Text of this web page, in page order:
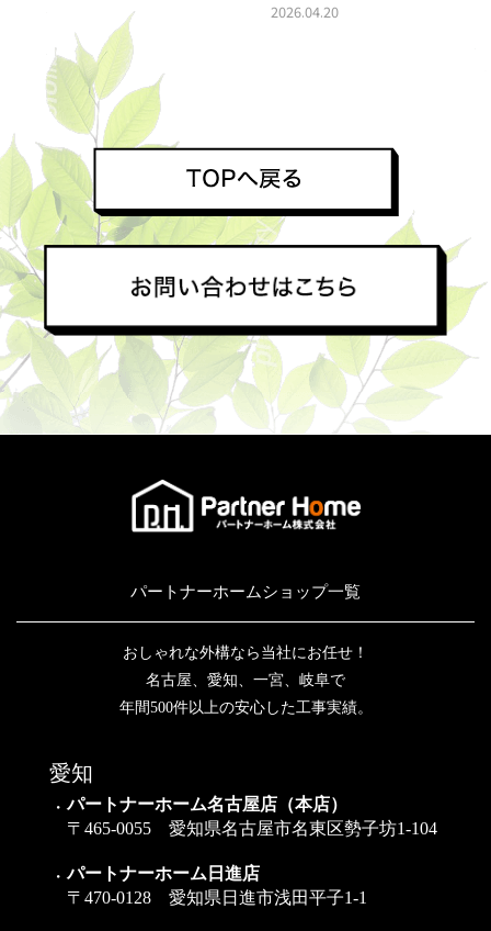
2026.04.20
パートナーホームショップ一覧
おしゃれな外構なら当社にお任せ！
名古屋、愛知、一宮、岐阜で
年間500件以上の安心した工事実績。
愛知
パートナーホーム名古屋店（本店）
〒465-0055 愛知県名古屋市名東区勢子坊1-104
パートナーホーム日進店
〒470-0128 愛知県日進市浅田平子1-1